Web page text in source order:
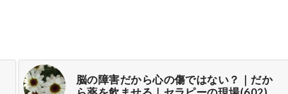
脳の障害だから心の傷ではない？｜だか